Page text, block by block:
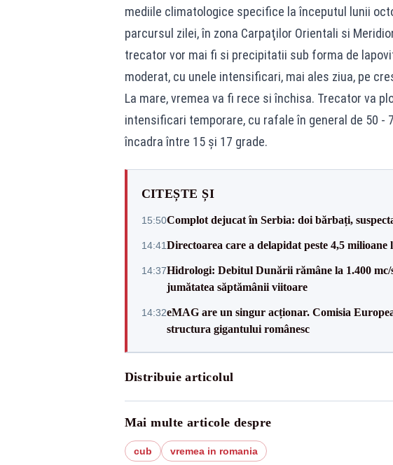
mediile climatologice specifice la începutul lunii
parcursul zilei, în zona Carpaţilor Orientali si
trecator vor mai fi si precipitatii sub forma de
moderat, cu unele intensificari, mai ales ziua, pe
La mare, vremea va fi rece si închisa. Trecator va
intensificari temporare, cu rafale în general de 50 -
încadra între 15 şi 17 grade.
CITEȘTE ȘI
15:50Complot dejucat în Serbia: doi bărbați,
14:41Directoarea care a delapidat peste 4,5
14:37Hidrologi: Debitul Dunării rămâne la 1.400 mc/
jumătatea săptămânii viitoare
14:32eMAG are un singur acționar. Comisia
structura gigantului românesc
Distribuie articolul
Mai multe articole despre
cub vremea in romania